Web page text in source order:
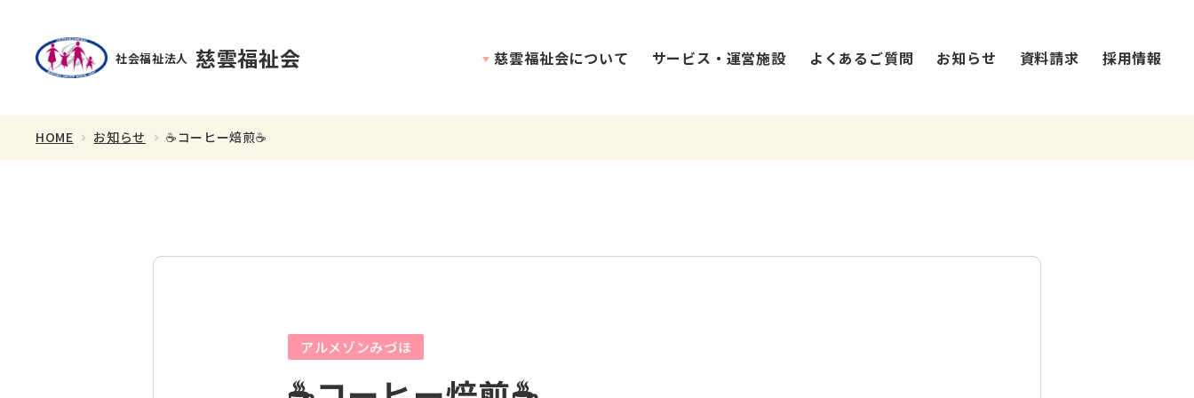
社会福祉法人 慈雲福祉会 慈雲福祉会について サービス・運営施設 よくあるご質問 お知らせ 資料請求 採用情報
HOME お知らせ ☕コーヒー焙煎☕
アルメゾンみづほ